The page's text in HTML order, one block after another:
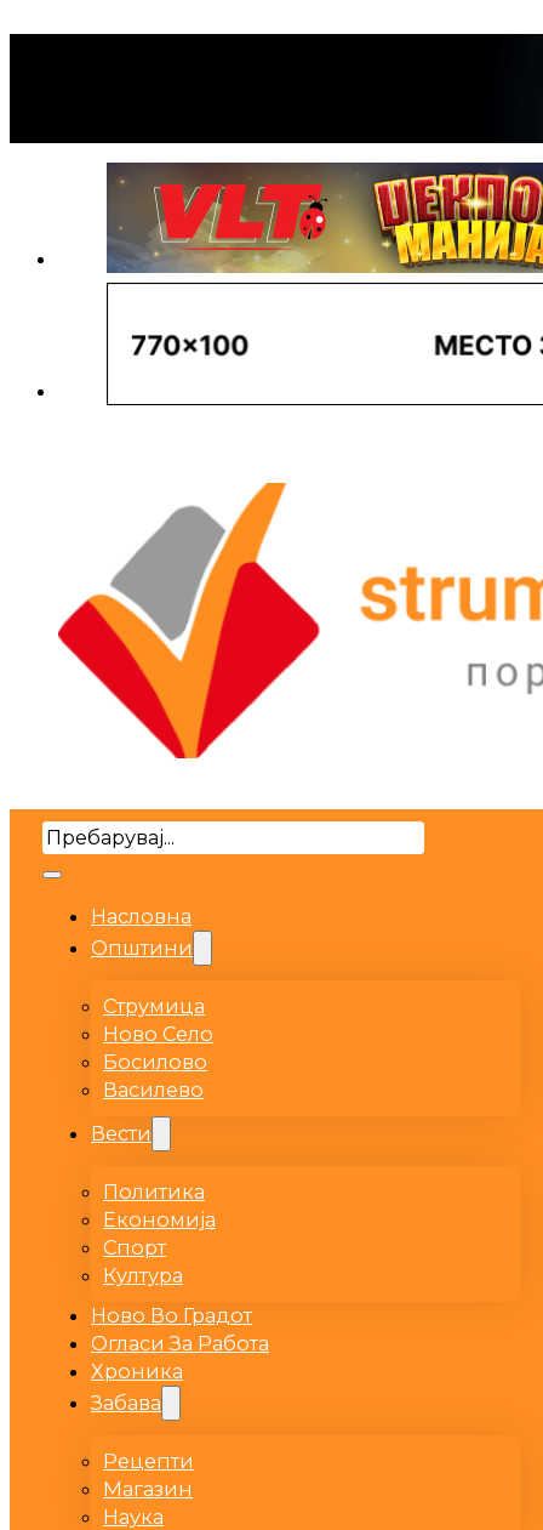
Search
Насловна
Општини
Струмица
Ново Село
Босилово
Василево
Вести
Политика
Економија
Спорт
Култура
Ново Во Градот
Огласи За Работа
Хроника
Забава
Рецепти
Магазин
Наука